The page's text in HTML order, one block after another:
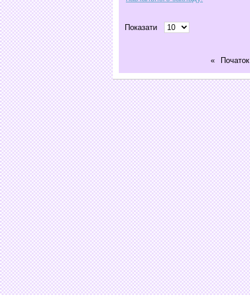
Показати
« Початок